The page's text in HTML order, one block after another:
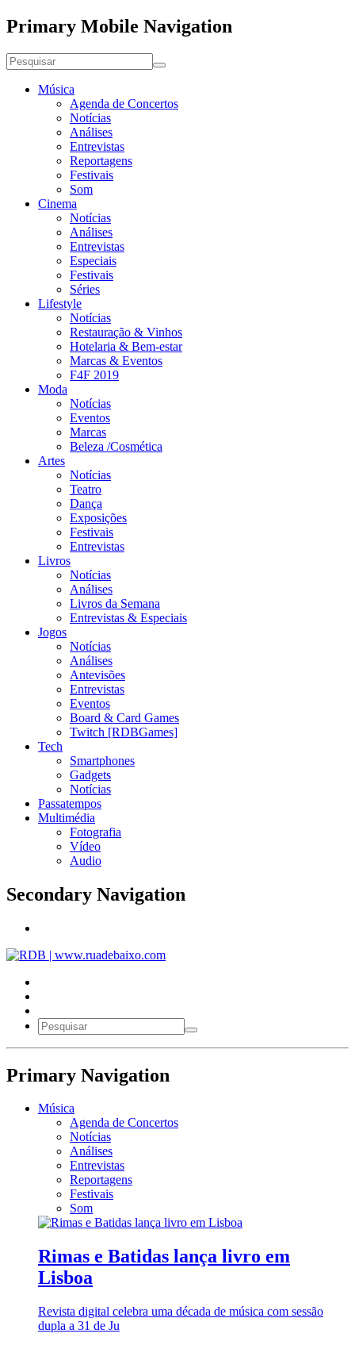
Primary Mobile Navigation
Música
Agenda de Concertos
Notícias
Análises
Entrevistas
Reportagens
Festivais
Som
Cinema
Notícias
Análises
Entrevistas
Especiais
Festivais
Séries
Lifestyle
Notícias
Restauração & Vinhos
Hotelaria & Bem-estar
Marcas & Eventos
F4F 2019
Moda
Notícias
Eventos
Marcas
Beleza /Cosmética
Artes
Notícias
Teatro
Dança
Exposições
Festivais
Entrevistas
Livros
Notícias
Análises
Livros da Semana
Entrevistas & Especiais
Jogos
Notícias
Análises
Antevisões
Entrevistas
Eventos
Board & Card Games
Twitch [RDBGames]
Tech
Smartphones
Gadgets
Notícias
Passatempos
Multimédia
Fotografia
Vídeo
Audio
Secondary Navigation
Primary Navigation
Música
Agenda de Concertos
Notícias
Análises
Entrevistas
Reportagens
Festivais
Som
Rimas e Batidas lança livro em
Lisboa
Revista digital celebra uma década de música com sessão
dupla a 31 de Ju